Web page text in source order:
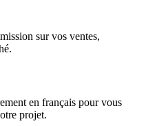
sur vos ventes,
en français pour vous
projet.